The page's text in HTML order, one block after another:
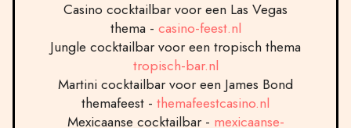
Casino cocktailbar voor een Las Vegas
thema - casino-feest.nl
Jungle cocktailbar voor een tropisch thema
tropisch-bar.nl
Martini cocktailbar voor een James Bond
themafeest - themafeestcasino.nl
Mexicaanse cocktailbar - mexicaanse-